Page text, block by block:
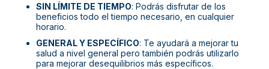
SIN LÍMITE DE TIEMPO: Podrás disfrutar de los
beneficios todo el tiempo necesario, en cualquier
horario.
GENERAL Y ESPECÍFICO: Te ayudará a mejorar tu
salud a nivel general pero también podrás utilizarlo
para mejorar desequilibrios más específicos.